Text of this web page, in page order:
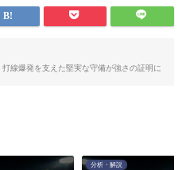
打線爆発を支えた堅実な守備が強さの証明に
分析・解説